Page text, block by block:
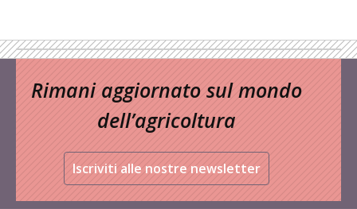
Rimani aggiornato sul mondo
dell’agricoltura
Iscriviti alle nostre newsletter